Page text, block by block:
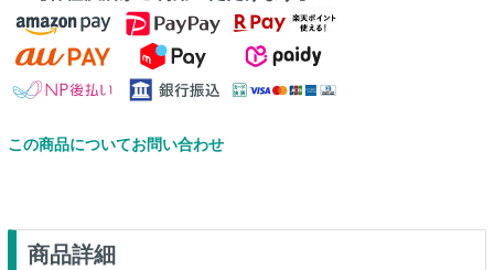
この商品についてお問い合わせ
商品詳細